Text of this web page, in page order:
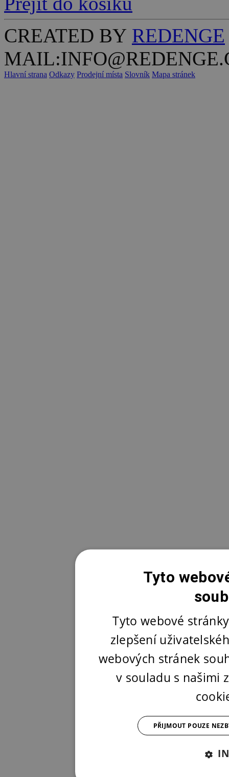
CREATED BY REDENGE
Hlavní strana Odkazy Prodejní místa Slovník Mapa stránek
Tyto
Tyto webové
zlepšení
webových stránek
v souladu s našimi
PŘIJMOUT POUZE